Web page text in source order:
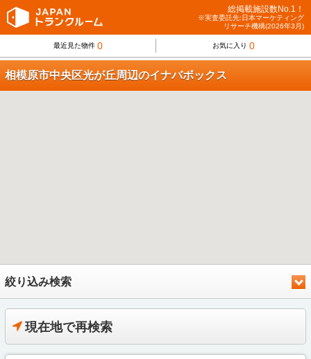
総掲載施設数No.1！
※実査委託先:日本マーケティング
リサーチ機構(2026年3月)
最近見た物件 0 お気に入り 0
相模原市中央区光が丘周辺のイナバボックス
絞り込み検索
現在地で再検索